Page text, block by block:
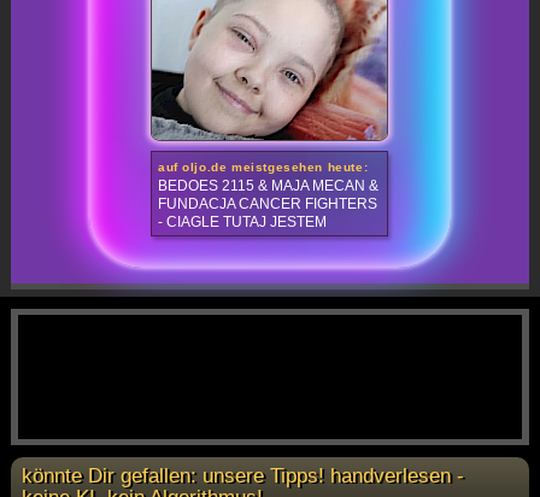
auf oljo.de meistgesehen heute:
BEDOES 2115 & MAJA MECAN &
FUNDACJA CANCER FIGHTERS
- CIAGLE TUTAJ JESTEM
könnte Dir gefallen: unsere Tipps! handverlesen -